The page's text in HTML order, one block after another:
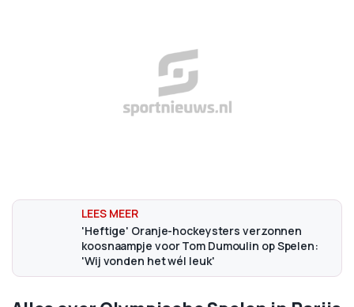
'Heftige' Oranje-hockeysters verzonnen
koosnaampje voor Tom Dumoulin op Spelen:
'Wij vonden het wél leuk'